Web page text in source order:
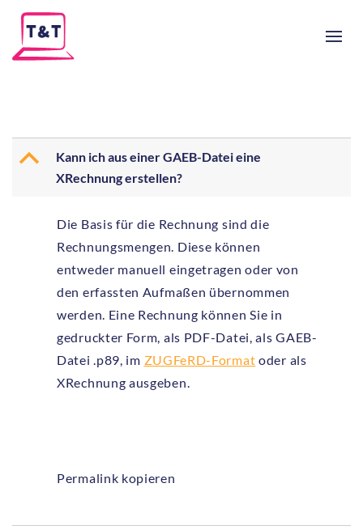
B
Kann ich aus einer GAEB-Datei eine
XRechnung erstellen?
Die Basis für die Rechnung sind die
Rechnungsmengen. Diese können
entweder manuell eingetragen oder von
den erfassten Aufmaßen übernommen
werden. Eine Rechnung können Sie in
gedruckter Form, als PDF-Datei, als GAEB-
Datei .p89, im ZUGFeRD-Format oder als
XRechnung ausgeben.
Permalink kopieren